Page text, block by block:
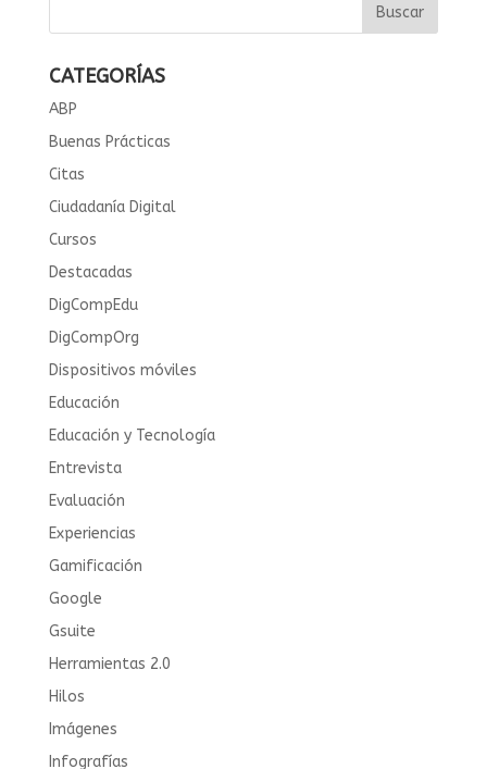
CATEGORÍAS
ABP
Buenas Prácticas
Citas
Ciudadanía Digital
Cursos
Destacadas
DigCompEdu
DigCompOrg
Dispositivos móviles
Educación
Educación y Tecnología
Entrevista
Evaluación
Experiencias
Gamificación
Google
Gsuite
Herramientas 2.0
Hilos
Imágenes
Infografías